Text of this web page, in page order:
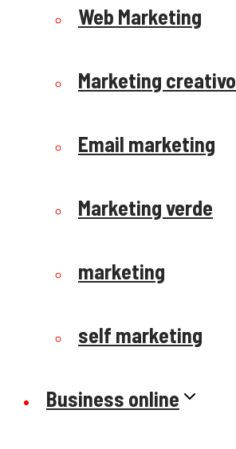
Web Marketing
Marketing creativo
Email marketing
Marketing verde
marketing
self marketing
Business online